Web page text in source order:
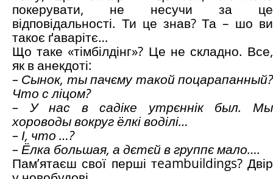
покерувати, не несучи за це
відповідальності. Ти це знав? Та – шо ви
такоє ґаварітє…
Що таке «тімбілдінг»? Це не складно. Все,
як в анекдоті:
– Сынок, ты пачєму такой поцарапанный?
Что с ліцом?
– У нас в садіке утрєннік был. Мы
хороводы вокруг ёлкі воділі…
– І, что …?
– Ёлка большая, а дєтєй в группє мало….
Пам’ятаєш свої перші тeambuildings? Двір